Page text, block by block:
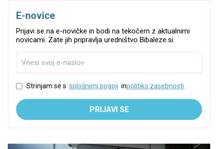
E-novice
Prijavi se na e-novičke in bodi na tekočem z aktualnimi
novicami. Zate jih pripravlja uredništvo Bibaleze.si.
Strinjam se s splošnimi pogoji inpolitiko zasebnosti.
PRIJAVI SE